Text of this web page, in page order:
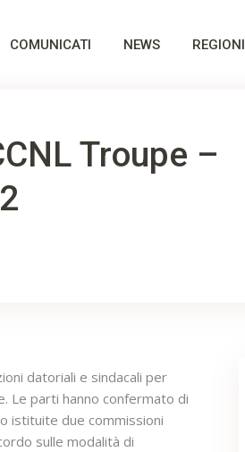
COMUNICATI NEWS REGIONI
Troupe –
datoriali e sindacali per
Le parti hanno confermato di
istituite due commissioni
sulle modalità di